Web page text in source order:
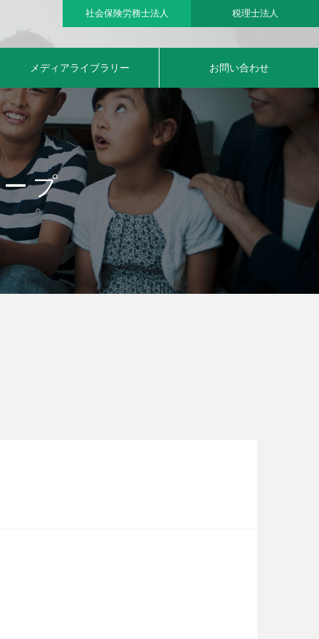
社会保険労務士法人 税理士法人
メディアライブラリー お問い合わせ
プ